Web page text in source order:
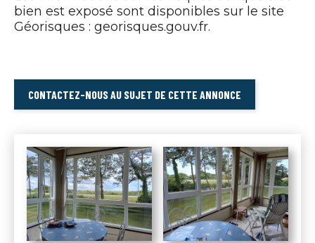
bien est exposé sont disponibles sur le site
Géorisques : georisques.gouv.fr.
CONTACTEZ-NOUS AU SUJET DE CETTE ANNONCE